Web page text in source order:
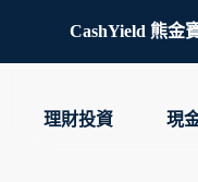
CashYield 熊金
理財投資 現